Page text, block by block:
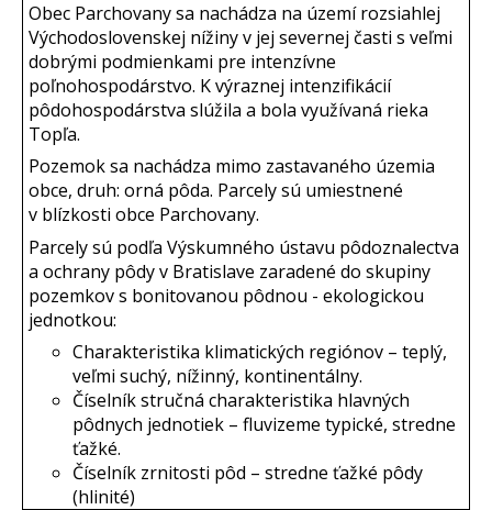
Obec Parchovany sa nachádza na území rozsiahlej
Východoslovenskej nížiny v jej severnej časti s veľmi
dobrými podmienkami pre intenzívne
poľnohospodárstvo. K výraznej intenzifikácií
pôdohospodárstva slúžila a bola využívaná rieka
Topľa.
Pozemok sa nachádza mimo zastavaného územia
obce, druh: orná pôda. Parcely sú umiestnené
v blízkosti obce Parchovany.
Parcely sú podľa Výskumného ústavu pôdoznalectva
a ochrany pôdy v Bratislave zaradené do skupiny
pozemkov s bonitovanou pôdnou - ekologickou
jednotkou:
Charakteristika klimatických regiónov – teplý,
veľmi suchý, nížinný, kontinentálny.
Číselník stručná charakteristika hlavných
pôdnych jednotiek – fluvizeme typické, stredne
ťažké.
Číselník zrnitosti pôd – stredne ťažké pôdy
(hlinité)